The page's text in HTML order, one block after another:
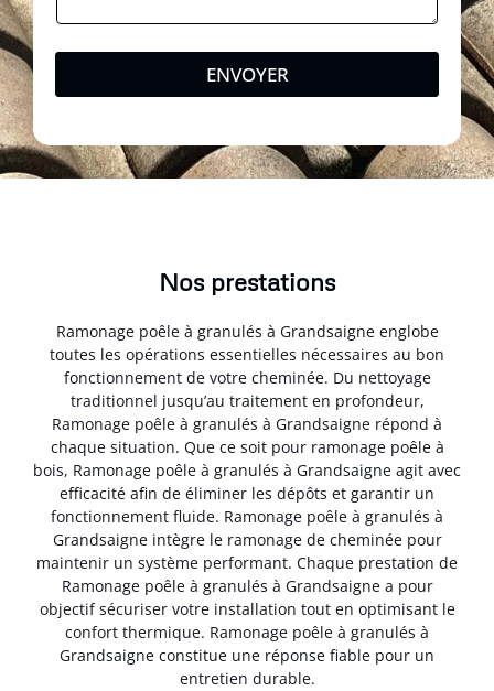
ENVOYER
Nos prestations
Ramonage poêle à granulés à Grandsaigne englobe
toutes les opérations essentielles nécessaires au bon
fonctionnement de votre cheminée. Du nettoyage
traditionnel jusqu’au traitement en profondeur,
Ramonage poêle à granulés à Grandsaigne répond à
chaque situation. Que ce soit pour ramonage poêle à
bois, Ramonage poêle à granulés à Grandsaigne agit avec
efficacité afin de éliminer les dépôts et garantir un
fonctionnement fluide. Ramonage poêle à granulés à
Grandsaigne intègre le ramonage de cheminée pour
maintenir un système performant. Chaque prestation de
Ramonage poêle à granulés à Grandsaigne a pour
objectif sécuriser votre installation tout en optimisant le
confort thermique. Ramonage poêle à granulés à
Grandsaigne constitue une réponse fiable pour un
entretien durable.